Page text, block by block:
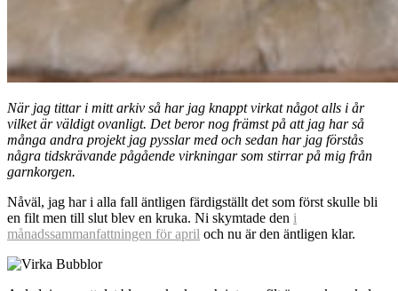
När jag tittar i mitt arkiv så har jag knappt virkat något alls i år
vilket är väldigt ovanligt. Det beror nog främst på att jag har så
många andra projekt jag pysslar med och sedan har jag förstås
några tidskrävande pågående virkningar som stirrar på mig från
garnkorgen.
Nåväl, jag har i alla fall äntligen färdigställt det som först skulle bli
en filt men till slut blev en kruka. Ni skymtade den i
månadssammanfattningen för april och nu är den äntligen klar.